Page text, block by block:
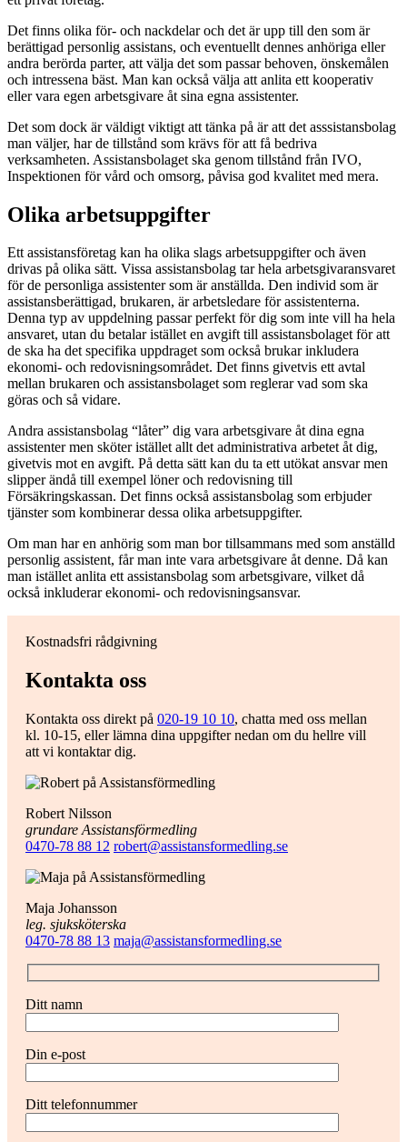
Det finns olika för- och nackdelar och det är upp till den som är
berättigad personlig assistans, och eventuellt dennes anhöriga eller
andra berörda parter, att välja det som passar behoven, önskemålen
och intressena bäst. Man kan också välja att anlita ett kooperativ
eller vara egen arbetsgivare åt sina egna assistenter.
Det som dock är väldigt viktigt att tänka på är att det asssistansbolag
man väljer, har de tillstånd som krävs för att få bedriva
verksamheten. Assistansbolaget ska genom tillstånd från IVO,
Inspektionen för vård och omsorg, påvisa god kvalitet med mera.
Olika arbetsuppgifter
Ett assistansföretag kan ha olika slags arbetsuppgifter och även
drivas på olika sätt. Vissa assistansbolag tar hela arbetsgivaransvaret
för de personliga assistenter som är anställda. Den individ som är
assistansberättigad, brukaren, är arbetsledare för assistenterna.
Denna typ av uppdelning passar perfekt för dig som inte vill ha hela
ansvaret, utan du betalar istället en avgift till assistansbolaget för att
de ska ha det specifika uppdraget som också brukar inkludera
ekonomi- och redovisningsområdet. Det finns givetvis ett avtal
mellan brukaren och assistansbolaget som reglerar vad som ska
göras och så vidare.
Andra assistansbolag “låter” dig vara arbetsgivare åt dina egna
assistenter men sköter istället allt det administrativa arbetet åt dig,
givetvis mot en avgift. På detta sätt kan du ta ett utökat ansvar men
slipper ändå till exempel löner och redovisning till
Försäkringskassan. Det finns också assistansbolag som erbjuder
tjänster som kombinerar dessa olika arbetsuppgifter.
Om man har en anhörig som man bor tillsammans med som anställd
personlig assistent, får man inte vara arbetsgivare åt denne. Då kan
man istället anlita ett assistansbolag som arbetsgivare, vilket då
också inkluderar ekonomi- och redovisningsansvar.
Kostnadsfri rådgivning
Kontakta oss
Kontakta oss direkt på 020-19 10 10, chatta med oss mellan
kl. 10-15, eller lämna dina uppgifter nedan om du hellre vill
att vi kontaktar dig.
Robert Nilsson
grundare Assistansförmedling
0470-78 88 12 robert@assistansformedling.se
Maja Johansson
leg. sjuksköterska
0470-78 88 13 maja@assistansformedling.se
Ditt namn
Din e-post
Ditt telefonnummer